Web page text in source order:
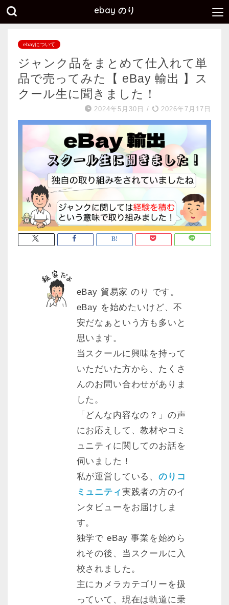
ebay のり
ebayについて
ジャンク品をまとめて仕入れて単
品で売ってみた【 eBay 輸出 】ス
クール生に聞きました！
2024年5月30日 / 2026年7月17日
eBay 貿易家 のり です。
eBay を始めたいけど、不
安だなぁという方も多いと
思います。
当スクールに興味を持って
いただいた方から、たくさ
んのお問い合わせがありま
した。
「どんな内容なの？」の声
にお応えして、教材やコミ
ュニティに関してのお話を
伺いました！
私が運営している、のりコ
ミュニティ実践者の方のイ
ンタビューをお届けしま
す。
独学で eBay 事業を始めら
れその後、当スクールに入
校されました。
主にカメラカテゴリーを扱
っていて、現在は軌道に乗